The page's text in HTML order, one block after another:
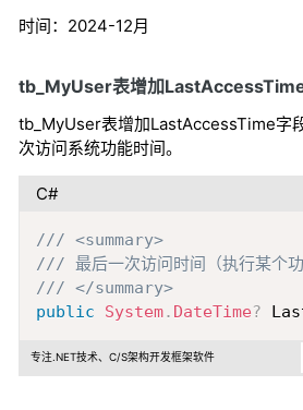
时间：2024-12月
tb_MyUser表增加
tb_MyUser表增加LastAccessTime字
次访问系统功能时间。
C#
/// <summary>
/// 最后一次访问时间（执行某个功
/// </summary>
public
System. DateTime?
专注.NET技术、C/S架构开发框架软件